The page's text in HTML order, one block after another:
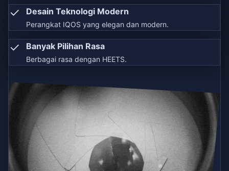
✓ Desain Teknologi Modern
Perangkat IQOS yang elegan dan modern.
✓ Banyak Pilihan Rasa
Berbagai rasa dengan HEETS.